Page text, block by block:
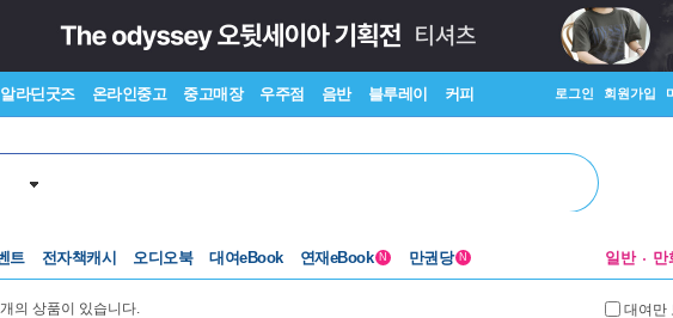
알라딘굿즈 온라인중고 중고매장 우주점 음반 블루레이 커피 로그인 회원가입
트 전자책캐시 오디오북 대여eBook 연재eBook N 만권당 N 일반 만
개의 상품이 있습니다. 대여만